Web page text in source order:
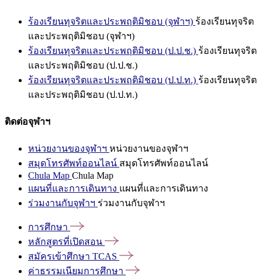
ร้องเรียนทุจริตและประพฤติมิชอบ (จุฬาฯ) ร้องเรียนทุจริต
และประพฤติมิชอบ (จุฬาฯ)
ร้องเรียนทุจริตและประพฤติมิชอบ (ป.ป.ช.) ร้องเรียนทุจริต
และประพฤติมิชอบ (ป.ป.ช.)
ร้องเรียนทุจริตและประพฤติมิชอบ (ป.ป.ท.) ร้องเรียนทุจริต
และประพฤติมิชอบ (ป.ป.ท.)
ติดต่อจุฬาฯ
หน่วยงานของจุฬาฯ หน่วยงานของจุฬาฯ
สมุดโทรศัพท์ออนไลน์ สมุดโทรศัพท์ออนไลน์
Chula Map Chula Map
แผนที่และการเดินทาง แผนที่และการเดินทาง
ร่วมงานกับจุฬาฯ ร่วมงานกับจุฬาฯ
การศึกษา
หลักสูตรที่เปิดสอน
สมัครเข้าศึกษา TCAS
ค่าธรรมเนียมการศึกษา